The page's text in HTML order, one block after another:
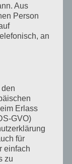
Aus
Person
an
Erlass
GVO)
für
einfach
zu